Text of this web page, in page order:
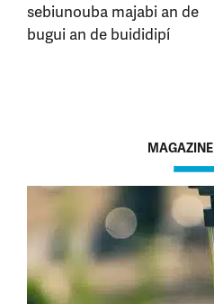
sebiunouba majabi an de
bugui an de buididipí
MAGAZINE